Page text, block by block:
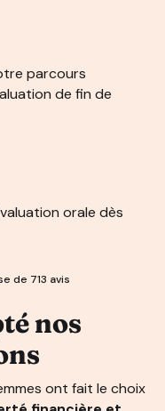
parcours
de fin de
orale dès
de 713 avis
nos
ont fait le choix